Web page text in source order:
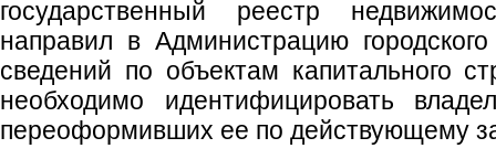
государственный реестр
направил в Администрацию
сведений по объектам капитального
необходимо идентифицировать
переоформивших ее по действующему